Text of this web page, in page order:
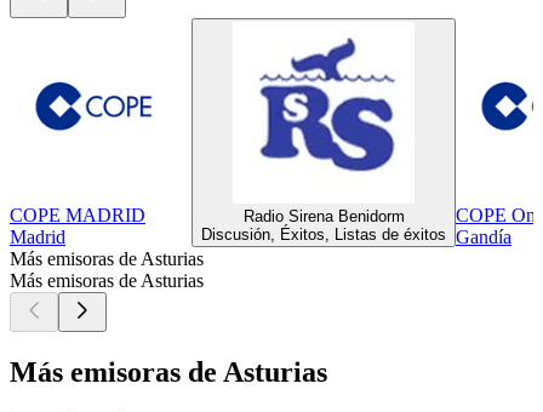
COPE MADRID
Madrid
Radio Sirena Benidorm
Discusión, Éxitos, Listas de éxitos
COPE
Gandía
Más emisoras de Asturias
Más emisoras de Asturias
Más emisoras de Asturias